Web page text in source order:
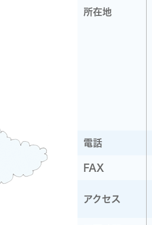
所在地
電話
FAX
アクセス